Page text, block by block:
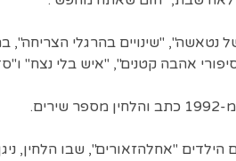
של נטאשה", "שינויים בהרגלי
אהבה קטנים", "איש בלי נצח"
הילדים "אחלהזאורים", שבו הלחין,